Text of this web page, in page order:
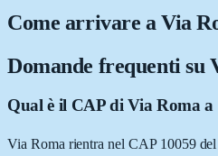
Come arrivare aVia
Domande frequenti su
Qual è il CAP di Via Roma a
Via Roma rientra nel CAP 10059